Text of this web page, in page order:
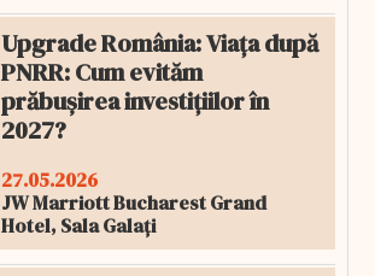
Upgrade România: Viața după
PNRR: Cum evităm
prăbușirea investițiilor în
2027?
27.05.2026
JW Marriott Bucharest Grand
Hotel, Sala Galați